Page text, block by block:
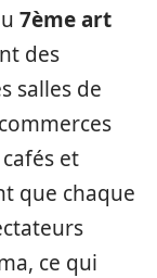
7ème art
des
salles de
et
que chaque
ce qui